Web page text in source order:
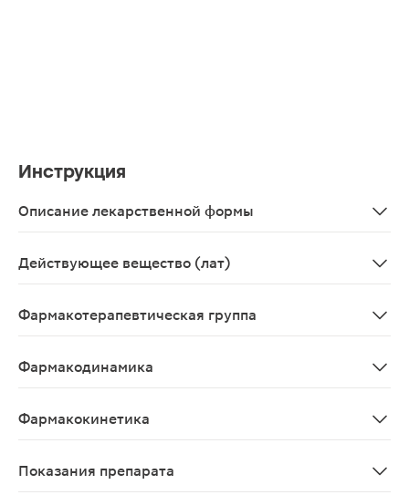
Инструкция
Описание лекарственной формы
Действующее вещество (лат)
Фармакотерапевтическая группа
Фармакодинамика
Фармакокинетика
Показания препарата